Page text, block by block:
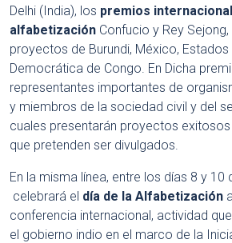
Delhi (India), los premios
alfabetización Confucio y Rey
proyectos de Burundi, México,
Democrática de Congo. En Dicha
representantes importantes de
y miembros de la sociedad civil y del
cuales presentarán proyectos
que pretenden ser divulgados.
En la misma línea, entre los días 8 y 10
celebrará el día de la Alfabetización
conferencia internacional, actividad
el gobierno indio en el marco de la